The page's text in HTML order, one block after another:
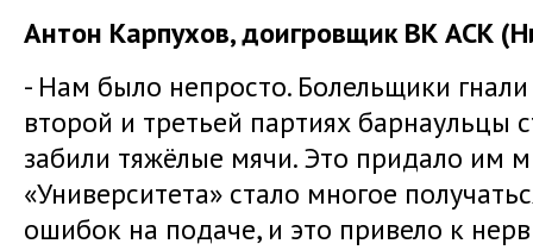
Антон Карпухов, доигровщик ВК АСК
- Нам было непросто. Болельщики
второй и третьей партиях барнаульцы
забили тяжёлые мячи. Это придало им
«Университета» стало многое
ошибок на подаче, и это привело к